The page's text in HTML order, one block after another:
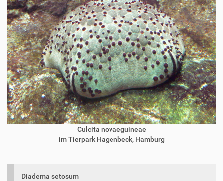
Culcita novaeguineae
im Tierpark Hagenbeck, Hamburg
Diadema setosum